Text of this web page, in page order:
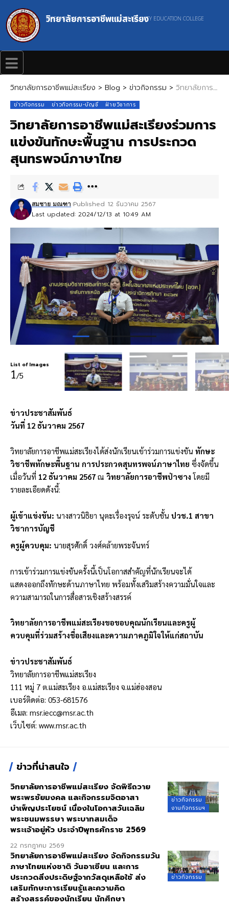
วิทยาลัยการอาชีพแม่สะเรียง
MAESARIANG INDUSTRIAL AND COMMUNITY EDUCATION COLLEGE
วิทยาลัยการอาชีพแม่สะเรียง > Blog > ข่าวกิจกรรม > วิทยาลัยการอาชีพแม่สะเรียงร่วมการแข่งขันทักษะพื้นฐาน การประกวดสุนทรพจน์ภาษาไทย
ข่าวกิจกรรม ข่าวกิจกรรม-บัญชี ฝ่ายวิชาการ
วิทยาลัยการอาชีพแม่สะเรียงร่วมการ
แข่งขันทักษะพื้นฐาน การประกวด
สุนทรพจน์ภาษาไทย
Last updated: 2024/12/13 at 10:49 AM
สมชาย มณฑา Published 12 ธันวาคม 2567
List of Images
1/5
ข่าวประชาสัมพันธ์
วันที่ 12 ธันวาคม 2567
วิทยาลัยการอาชีพแม่สะเรียงได้ส่งนักเรียนเข้าร่วมการแข่งขัน ทักษะ
วิชาชีพทักษะพื้นฐาน การประกวดสุนทรพจน์ภาษาไทย ซึ่งจัดขึ้น
เมื่อวันที่ 12 ธันวาคม 2567 ณ วิทยาลัยการอาชีพป่าซาง โดยมี
รายละเอียดดังนี้:
ผู้เข้าแข่งขัน: นางสาวนิธิยา นุตะเรื่องรุจน์ ระดับชั้น ปวช.1 สาขา
วิชาการบัญชี
ครูผู้ควบคุม: นายสุรศักดิ์ วงศ์คล้ายพระจันทร์
การเข้าร่วมการแข่งขันครั้งนี้เป็นโอกาสสำคัญที่นักเรียนจะได้
แสดงออกถึงทักษะด้านภาษาไทย พร้อมทั้งเสริมสร้างความมั่นใจและ
ความสามารถในการสื่อสารเชิงสร้างสรรค์
วิทยาลัยการอาชีพแม่สะเรียงขอขอบคุณนักเรียนและครูผู้
ควบคุมที่ร่วมสร้างชื่อเสียงและความภาคภูมิใจให้แก่สถาบัน
ข่าวประชาสัมพันธ์
วิทยาลัยการอาชีพแม่สะเรียง
111 หมู่ 7 ต.แม่สะเรียง อ.แม่สะเรียง จ.แม่ฮ่องสอน
เบอร์ติดต่อ: 053-681576
อีเมล: msr.iecc@msr.ac.th
เว็บไซต์: www.msr.ac.th
ข่าวที่น่าสนใจ
ข่าวกิจกรรม
งานกิจกรรมฯ
วิทยาลัยการอาชีพแม่สะเรียง จัดพิธีถวาย
พระพรชัยมงคล และกิจกรรมจิตอาสา
บำเพ็ญประโยชน์ เนื่องในโอกาสวันเฉลิม
พระชนมพรรษา พระบาทสมเด็จ
พระเจ้าอยู่หัว ประจำปีพุทธศักราช 2569
22 กรกฎาคม 2569
ข่าวกิจกรรม
วิทยาลัยการอาชีพแม่สะเรียง จัดกิจกรรมวัน
ภาษาไทยแห่งชาติ วันอาเซียน และการ
ประกวดสิ่งประดิษฐ์จากวัสดุเหลือใช้ ส่ง
เสริมทักษะการเรียนรู้และความคิด
สร้างสรรค์ของนักเรียน นักศึกษา